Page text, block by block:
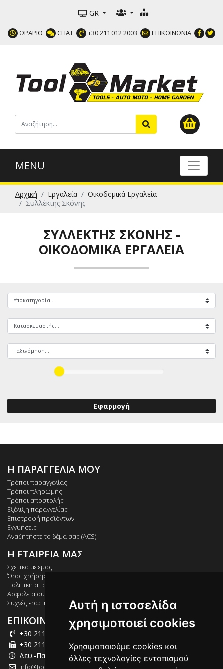
GR
ΩΡΑΡΙΟ CHAT +30 211 012 2003 ΕΠΙΚΟΙΝΩΝΙΑ
MENU
Αρχική Εργαλεία
Οικοδομικά Εργαλεία
Συλλέκτης Σκόνης
ΣΥΛΛΈΚΤΗΣ ΣΚΌΝΗΣ -
ΟΙΚΟΔΟΜΙΚΆ ΕΡΓΑΛΕΊΑ
Εφαρμογή
Η ΠΑΡΑΓΓΕΛΙΑ ΜΟΥ
Τρόποι παραγγελίας
Τρόποι πληρωμής
Τρόποι αποστολής
Εξέλιξη παραγγελίας
Επιστροφή προϊόντων
Εγγυήσεις
Αναζητήστε το δέμα σας (ACS)
Η ΕΤΑΙΡΕΙΑ ΜΑΣ
Σχετικά με εμάς
Όροι χρήσης
Πολιτική απορρήτου
Ασφάλεια συναλλαγών
Συχνές ερωτήσεις
ΕΠΙΚΟΙΝΩΝΙΑ
+30 211 012 2003
+30 211 012 2004
Δευ.-Παρ.: 09:00-18:00
info@tool-market.gr
Αυτή η ιστοσελίδα
χρησιμοποιεί cookies
Χρησιμοποιούμε cookies και
άλλες τεχνολογίες εντοπισμού